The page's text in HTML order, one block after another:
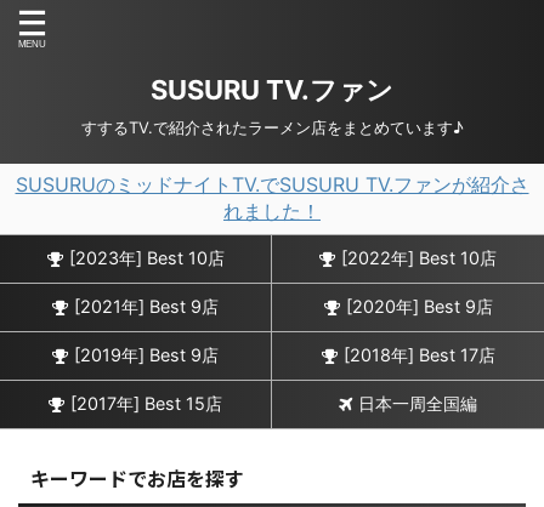
SUSURU TV.ファン
すするTV.で紹介されたラーメン店をまとめています♪
SUSURUのミッドナイトTV.でSUSURU TV.ファンが紹介さ
れました！
[2023年] Best 10店 [2022年] Best 10店
[2021年] Best 9店 [2020年] Best 9店
[2019年] Best 9店 [2018年] Best 17店
[2017年] Best 15店 日本一周全国編
キーワードでお店を探す